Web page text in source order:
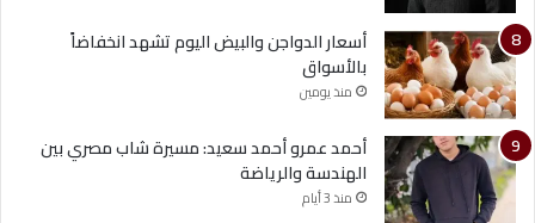
أسعار الدواجن والبيض اليوم تشهد انخفاضاً
بالأسواق
منذ يومين
أحمد عمرو أحمد سعيد: مسيرة شاب مصري بين
الهندسة والرياضة
منذ 3 أيام